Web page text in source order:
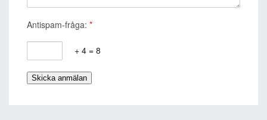
Antispam-fråga: *
+ 4 = 8